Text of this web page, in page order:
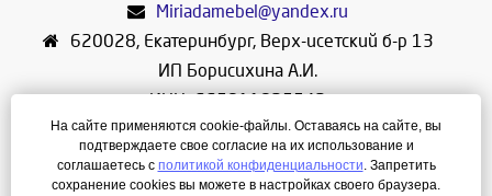
Miriadamebel@yandex.ru
620028, Екатеринбург, Верх-исетский б-р 13
ИП Борисихина А.И.
ИНН: 665811825542
ОГРНИП: 312665804600057
Режим работы: Ежедневно с 10-30 до 19-30
На сайте применяются cookie-файлы. Оставаясь на сайте, вы
подтверждаете свое согласие на их использование и
соглашаетесь с политикой конфиденциальности. Запретить
сохранение cookies вы можете в настройках своего браузера.